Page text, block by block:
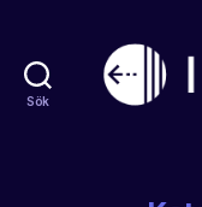
Sök